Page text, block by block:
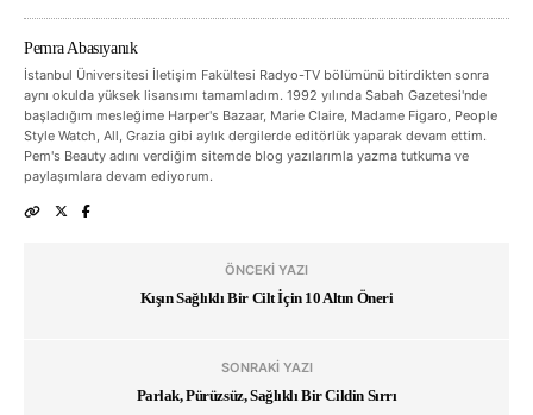
Pemra Abasıyanık
İstanbul Üniversitesi İletişim Fakültesi Radyo-TV bölümünü bitirdikten sonra
aynı okulda yüksek lisansımı tamamladım. 1992 yılında Sabah Gazetesi'nde
başladığım mesleğime Harper's Bazaar, Marie Claire, Madame Figaro, People
Style Watch, All, Grazia gibi aylık dergilerde editörlük yaparak devam ettim.
Pem's Beauty adını verdiğim sitemde blog yazılarımla yazma tutkuma ve
paylaşımlara devam ediyorum.
ÖNCEKI YAZI
Kışın Sağlıklı Bir Cilt İçin 10 Altın Öneri
SONRAKI YAZI
Parlak, Pürüzsüz, Sağlıklı Bir Cildin Sırrı